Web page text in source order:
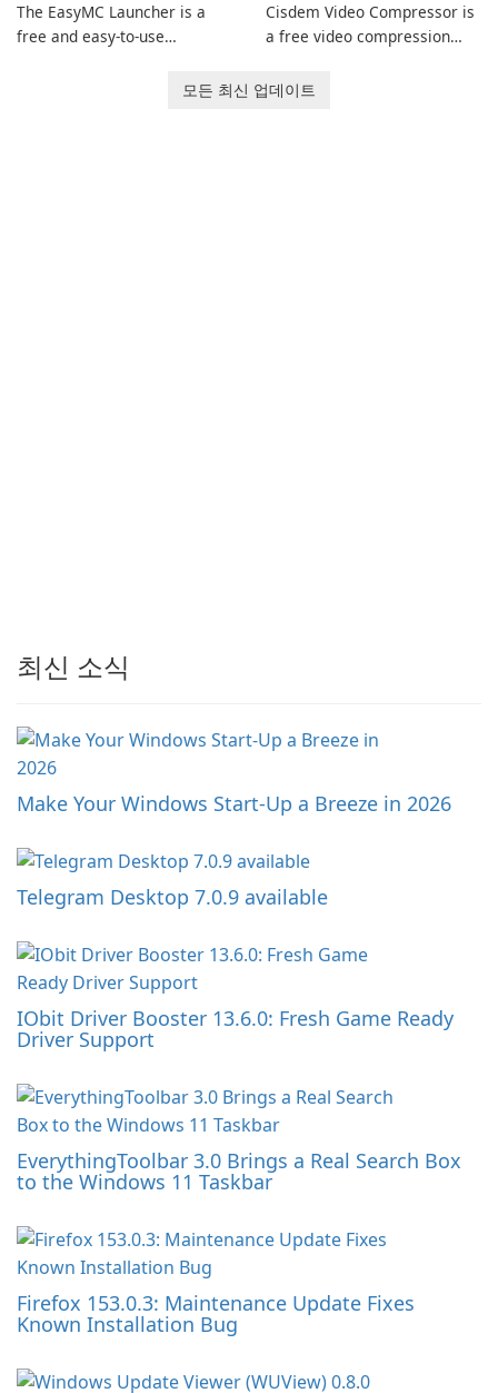
The EasyMC Launcher is a
free and easy-to-use
developed by EasyMC. It
Cisdem Video Compressor is
a free video compression
users to compress media
모든 최신 업데이트
최신 소식
Make Your Windows Start-Up a Breeze in 2026
Telegram Desktop 7.0.9 available
IObit Driver Booster 13.6.0: Fresh Game Ready
Driver Support
EverythingToolbar 3.0 Brings a Real Search Box
to the Windows 11 Taskbar
Firefox 153.0.3: Maintenance Update Fixes
Known Installation Bug